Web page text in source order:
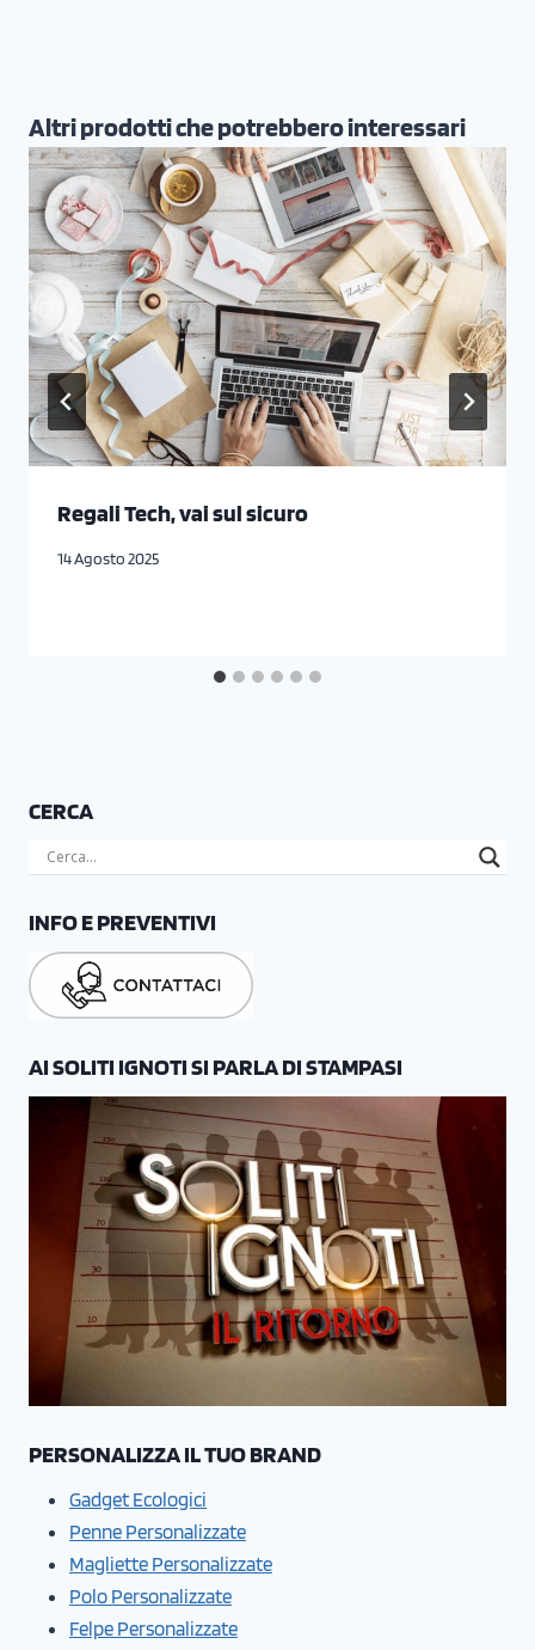
Altri prodotti che potrebbero interessari
Regali Tech, vai sul sicuro
14 Agosto 2025
CERCA
INFO E PREVENTIVI
AI SOLITI IGNOTI SI PARLA DI STAMPASI
PERSONALIZZA IL TUO BRAND
Gadget Ecologici
Penne Personalizzate
Magliette Personalizzate
Polo Personalizzate
Felpe Personalizzate